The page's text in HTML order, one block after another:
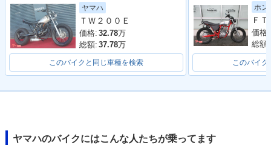
2005年 TW225E・
カラーチェンジ
2004年 TW225E・
カラーチェンジ
2003年 TW225E・
カラーチェンジ
ヤマハ
ＴＷ２００Ｅ
価格: 32.78万
総額: 37.78万
このバイクと同じ車種を検索
ホン
価格:
総額:
このバイク
ヤマハのバイクにはこんな人たちが乗ってます